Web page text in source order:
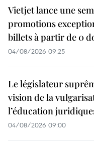
Vietjet lance une
promotions
billets à partir de 0
04/08/2026 09:25
Le législateur
vision de la
l’éducation
04/08/2026 09:00